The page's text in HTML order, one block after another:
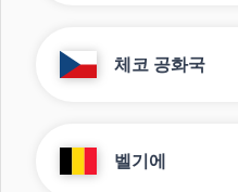
체코 공화국
벨기에